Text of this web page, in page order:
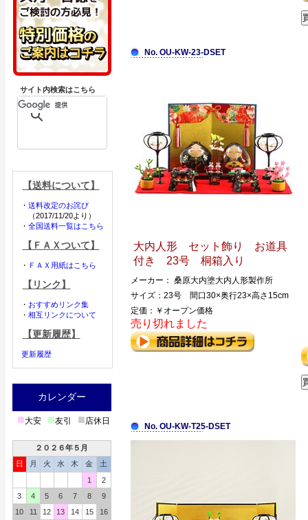
サイト内検索はこちら
【送料について】
・ 送料改定のお詫び
（2017/11/20より）
・ 全国送料一覧はこちら
【ＦＡＸついて】
・ ＦＡＸ用紙はこちら
【リンク】
・ おすすめリンク集
・ 相互リンクについて
【更新履歴】
更新履歴
カレンダー
■大安 ■友引 ■店休日
２０２６年５月
日
月 火 水 木 金
土
1
2
3
4 5 6 7 8
9
10
11 12 13 14 15
16
No. OU-KW-23-DSET
大内人形 セット飾り お道具
付き 23号 桐箱入り
メーカー： 桑原大内塗大内人形製作所
サイズ：23号 間口30×奥行23×高さ15cm
定価：￥オープン価格
売り切れました
No. OU-KW-T25-DSET